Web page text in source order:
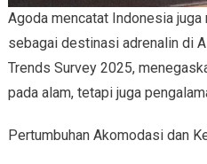
Agoda mencatat Indonesia
sebagai destinasi adrenalin di
Trends Survey 2025,
pada alam, tetapi juga
Pertumbuhan Akomodasi dan